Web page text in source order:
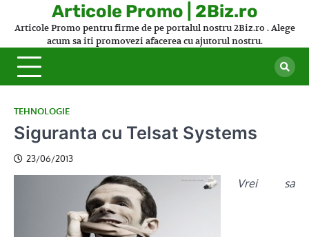
Articole Promo | 2Biz.ro
Articole Promo pentru firme de pe portalul nostru 2Biz.ro . Alege
acum sa iti promovezi afacerea cu ajutorul nostru.
TEHNOLOGIE
Siguranta cu Telsat Systems
23/06/2013
Vrei sa